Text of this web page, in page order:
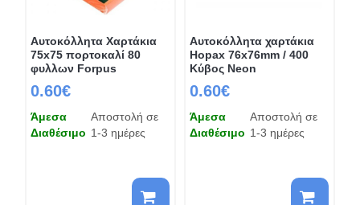
Αυτοκόλλητα Χαρτάκια
75x75 πορτοκαλί 80
φυλλων Forpus
0.60€
Άμεσα
Διαθέσιμο
Αποστολή σε
1-3 ημέρες
Αυτοκόλλητα χαρτάκια
Hopax 76x76mm / 400
Κύβος Neon
0.60€
Άμεσα
Διαθέσιμο
Αποστολή σε
1-3 ημέρες